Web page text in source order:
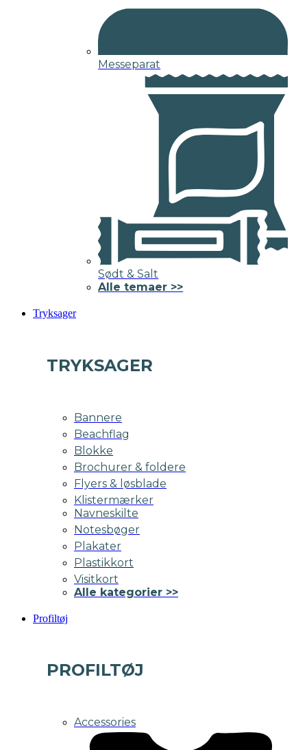
Messeparat
Sødt & Salt
Alle temaer >>
Tryksager
TRYKSAGER
Bannere
Beachflag
Blokke
Brochurer & foldere
Flyers & løsblade
Klistermærker
Navneskilte
Notesbøger
Plakater
Plastikkort
Visitkort
Alle kategorier >>
Profiltøj
PROFILTØJ
Accessories